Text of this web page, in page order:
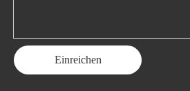
Einreichen